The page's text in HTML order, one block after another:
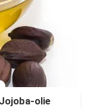
olie